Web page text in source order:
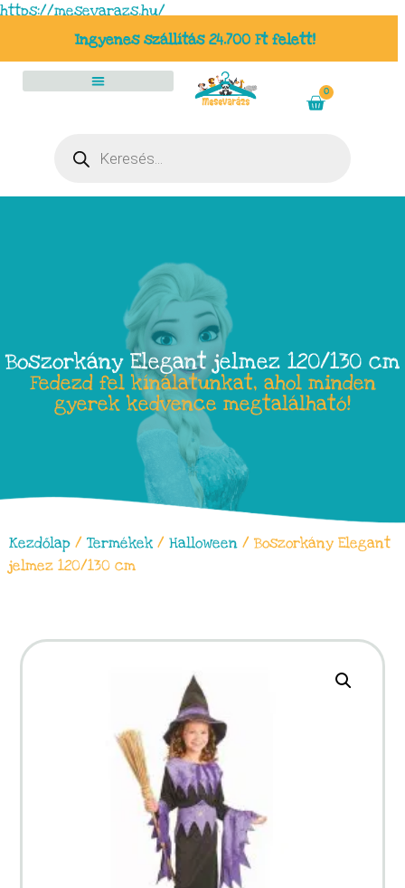
https://mesevarazs.hu/
Ingyenes szállítás 24.700 Ft felett!
0
Boszorkány Elegant jelmez 120/130 cm
Fedezd fel kínálatunkat, ahol minden
gyerek kedvence megtalálható!
Kezdőlap / Termékek / Halloween / Boszorkány Elegant
jelmez 120/130 cm